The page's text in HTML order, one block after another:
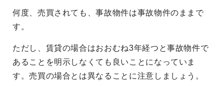
何度、売買されても、事故物件は事故物件のままで
す。
ただし、賃貸の場合はおおむね3年経つと事故物件で
あることを明示しなくても良いことになっていま
す。売買の場合とは異なることに注意しましょう。